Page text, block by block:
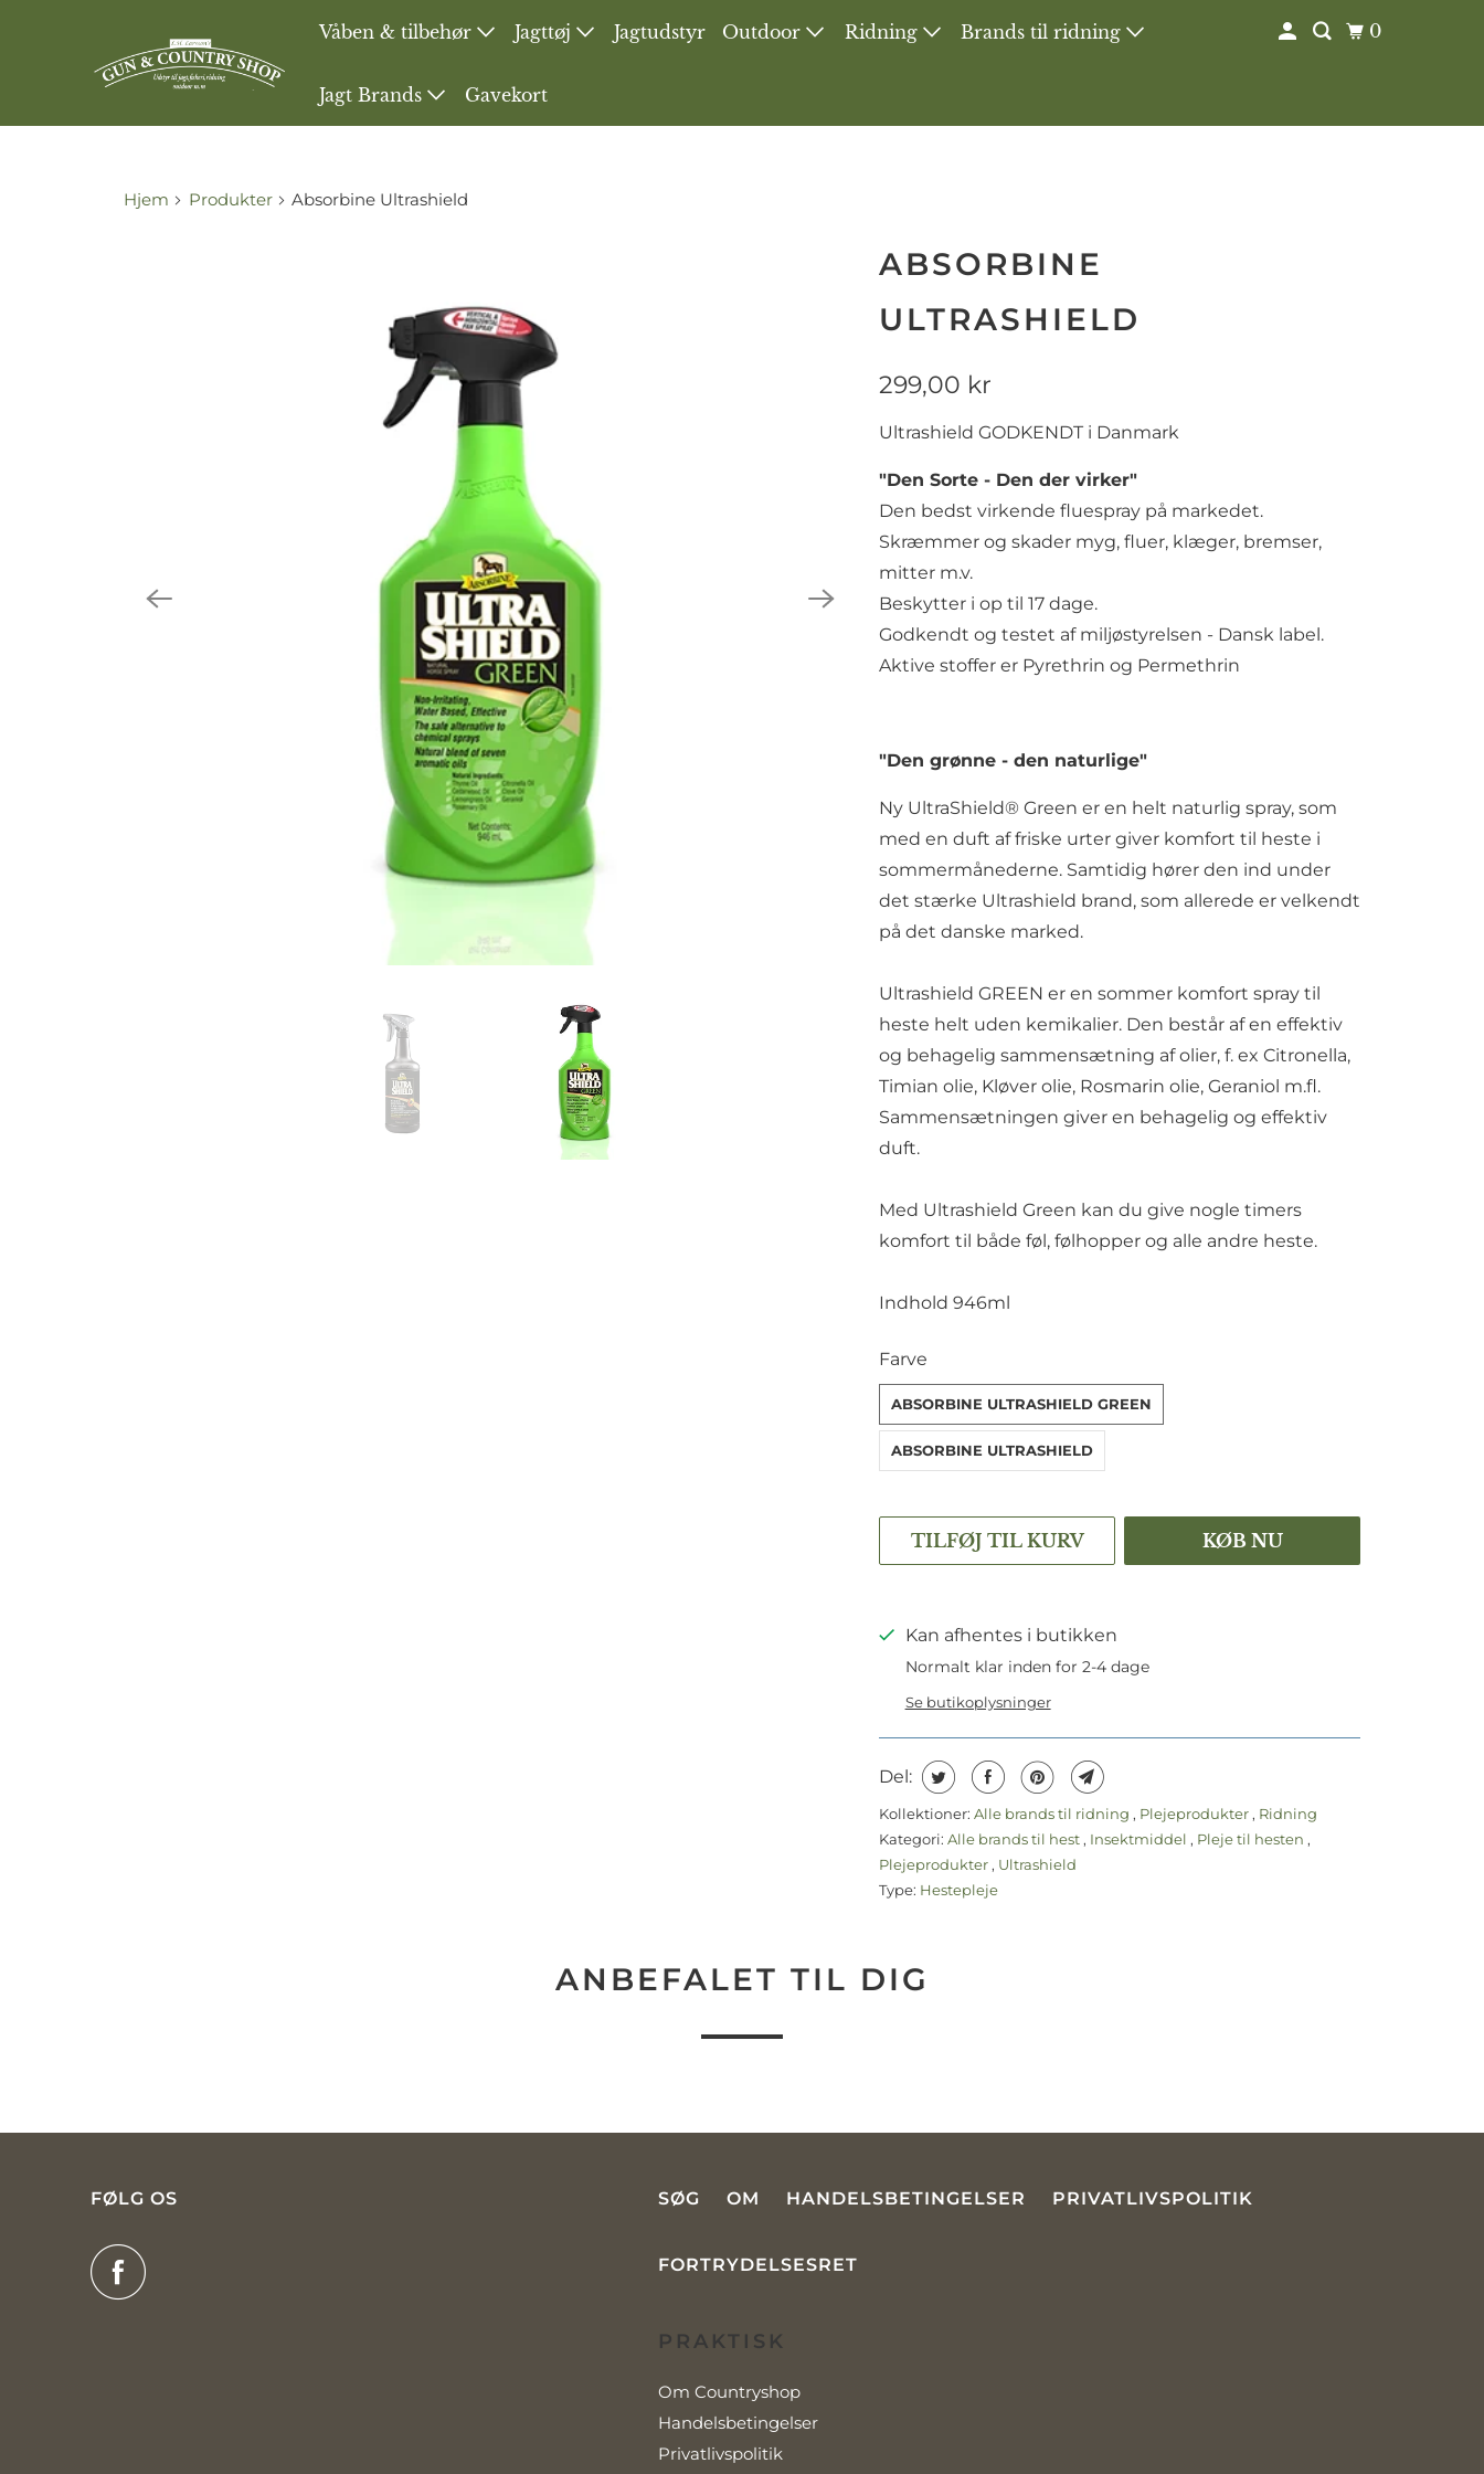
Våben & tilbehør Jagttøj Jagtudstyr Outdoor Ridning Brands til ridning
Jagt Brands Gavekort
0
Hjem Produkter Absorbine Ultrashield
ABSORBINE
ULTRASHIELD
299,00 kr
Ultrashield GODKENDT i Danmark
"Den Sorte - Den der virker"
Den bedst virkende fluespray på markedet.
Skræmmer og skader myg, fluer, klæger, bremser,
mitter m.v.
Beskytter i op til 17 dage.
Godkendt og testet af miljøstyrelsen - Dansk label.
Aktive stoffer er Pyrethrin og Permethrin
"Den grønne - den naturlige"
Ny UltraShield® Green er en helt naturlig spray, som
med en duft af friske urter giver komfort til heste i
sommermånederne. Samtidig hører den ind under
det stærke Ultrashield brand, som allerede er velkendt
på det danske marked.
Ultrashield GREEN er en sommer komfort spray til
heste helt uden kemikalier. Den består af en effektiv
og behagelig sammensætning af olier, f. ex Citronella,
Timian olie, Kløver olie, Rosmarin olie, Geraniol m.fl.
Sammensætningen giver en behagelig og effektiv
duft.
Med Ultrashield Green kan du give nogle timers
komfort til både føl, følhopper og alle andre heste.
Indhold 946ml
Farve
SWATCH-ABSORBINE-ULTRASHIELD-GREEN
ABSORBINE ULTRASHIELD GREEN
SWATCH-ABSORBINE-ULTRASHIELD
ABSORBINE ULTRASHIELD
TILFØJ TIL KURV KØB NU
Kan afhentes i butikken
Normalt klar inden for 2-4 dage
Se butikoplysninger
Del:
Kollektioner: Alle brands til ridning , Plejeprodukter , Ridning
Kategori: Alle brands til hest , Insektmiddel , Pleje til hesten ,
Plejeprodukter , Ultrashield
Type: Hestepleje
ANBEFALET TIL DIG
FØLG OS SØG OM HANDELSBETINGELSER PRIVATLIVSPOLITIK
FORTRYDELSESRET
PRAKTISK
Om Countryshop
Handelsbetingelser
Privatlivspolitik